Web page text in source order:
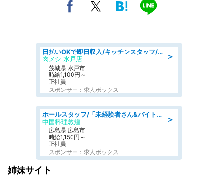
＞
日払いOKで即日収入/キッチンスタッフ/「原付免許必須」デリバリー業務など、自己成長可能な幅広い仕事に挑戦!髪型自由&ピアス・ネイルOK/茨城県/水戸市
肉メシ 水戸店
茨城県 水戸市
時給1,100円～
正社員
スポンサー：求人ボックス
＞
ホールスタッフ/「未経験者さん&バイトデビューも大歓迎」残業ほぼなし×1日3時間〜勤務OK!フォロー体制も充実/広島県/広島市南区
中国料理敦煌
広島県 広島市
時給1,150円～
正社員
スポンサー：求人ボックス
姉妹サイト